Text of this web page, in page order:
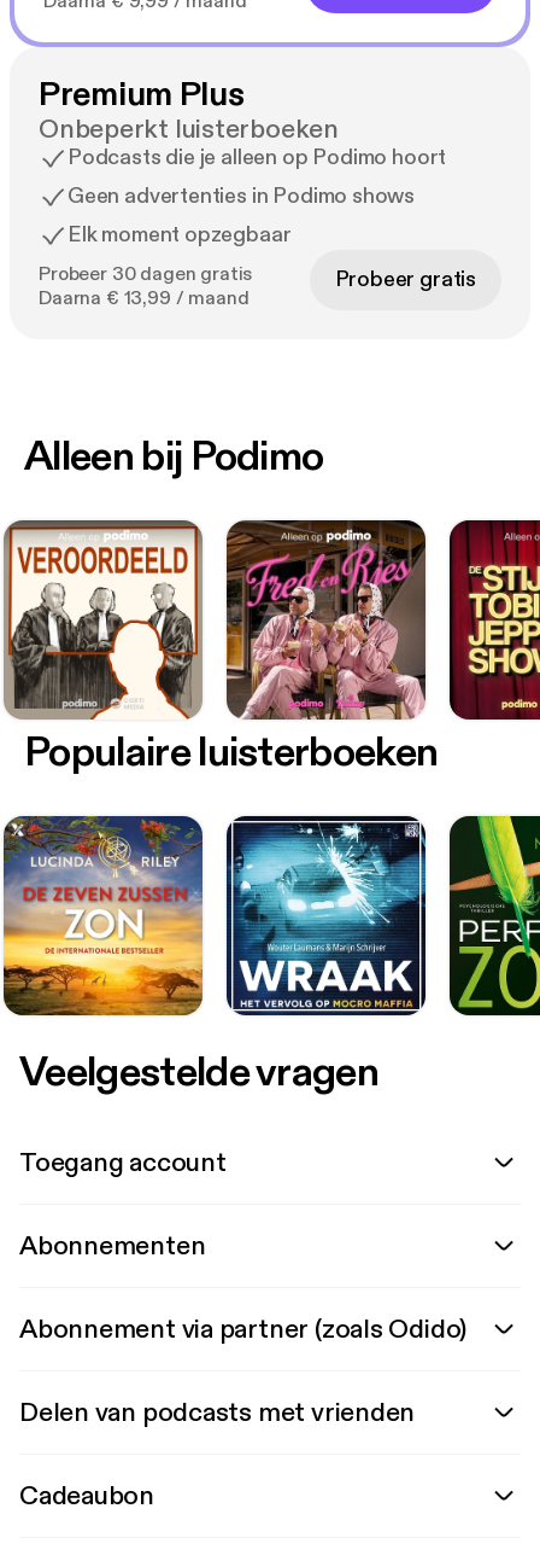
Premium Plus
Onbeperkt luisterboeken
Podcasts die je alleen op Podimo hoort
Geen advertenties in Podimo shows
Elk moment opzegbaar
Probeer 30 dagen gratis
Daarna € 13,99 / maand
Probeer gratis
Alleen bij Podimo
Populaire luisterboeken
Veelgestelde vragen
Toegang account
Abonnementen
Abonnement via partner (zoals Odido)
Delen van podcasts met vrienden
Cadeaubon